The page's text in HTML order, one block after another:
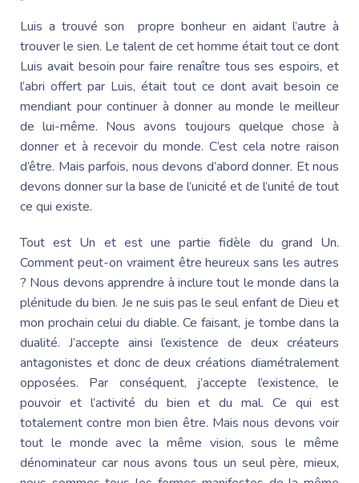
Luis a trouvé son propre bonheur en aidant l’autre à
trouver le sien. Le talent de cet homme était tout ce dont
Luis avait besoin pour faire renaître tous ses espoirs, et
l’abri offert par Luis, était tout ce dont avait besoin ce
mendiant pour continuer à donner au monde le meilleur
de lui-même. Nous avons toujours quelque chose à
donner et à recevoir du monde. C’est cela notre raison
d’être. Mais parfois, nous devons d’abord donner. Et nous
devons donner sur la base de l’unicité et de l’unité de tout
ce qui existe.
Tout est Un et est une partie fidèle du grand Un.
Comment peut-on vraiment être heureux sans les autres
? Nous devons apprendre à inclure tout le monde dans la
plénitude du bien. Je ne suis pas le seul enfant de Dieu et
mon prochain celui du diable. Ce faisant, je tombe dans la
dualité. J’accepte ainsi l’existence de deux créateurs
antagonistes et donc de deux créations diamétralement
opposées. Par conséquent, j’accepte l’existence, le
pouvoir et l’activité du bien et du mal. Ce qui est
totalement contre mon bien être. Mais nous devons voir
tout le monde avec la même vision, sous le même
dénominateur car nous avons tous un seul père, mieux,